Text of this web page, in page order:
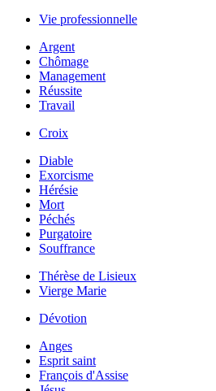
Vie professionnelle
Argent
Chômage
Management
Réussite
Travail
Croix
Diable
Exorcisme
Hérésie
Mort
Péchés
Purgatoire
Souffrance
Thérèse de Lisieux
Vierge Marie
Dévotion
Anges
Esprit saint
François d'Assise